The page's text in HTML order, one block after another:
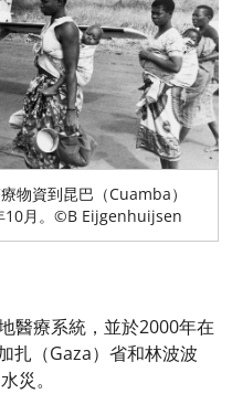
物資到昆巴（Cuamba）
10月。©B Eijgenhuijsen
醫療系統，並於2000年在
扎（Gaza）省和林波波
災。